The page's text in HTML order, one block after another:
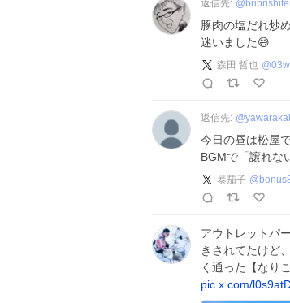
返信先: @
豚肉の塩だれ炒
迷いました😅
森田 哲也 @
返信先: @
今日の昼は松屋
BGMで「譲れな
暴茄子 @
アウトレットパ
きされてたけど
く通った【なり
pic.x.com/